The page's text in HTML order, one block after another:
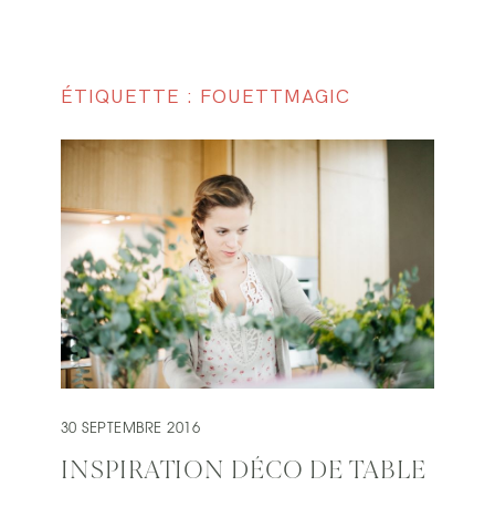
ÉTIQUETTE : FOUETTMAGIC
30 SEPTEMBRE 2016
INSPIRATION DÉCO DE TABLE